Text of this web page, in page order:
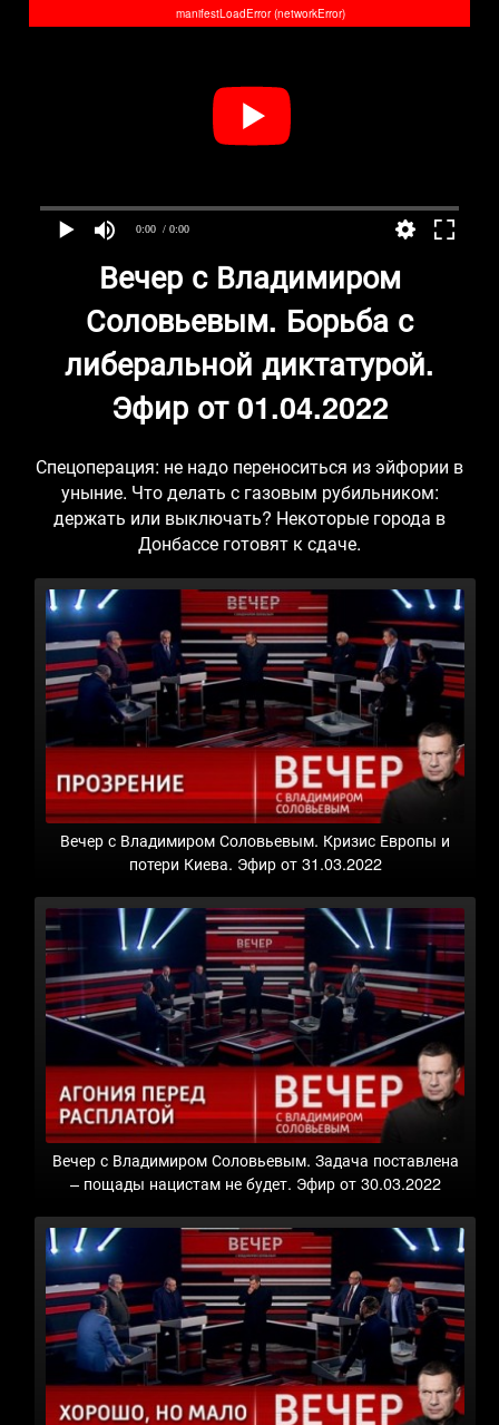
0:00 / 0:00
manifestLoadError (networkError)
Вечер с Владимиром
Соловьевым. Борьба с
либеральной диктатурой.
Эфир от 01.04.2022
Спецоперация: не надо переноситься из эйфории в
уныние. Что делать с газовым рубильником:
держать или выключать? Некоторые города в
Донбассе готовят к сдаче.
Вечер с Владимиром Соловьевым. Кризис Европы и
потери Киева. Эфир от 31.03.2022
Вечер с Владимиром Соловьевым. Задача поставлена
– пощады нацистам не будет. Эфир от 30.03.2022